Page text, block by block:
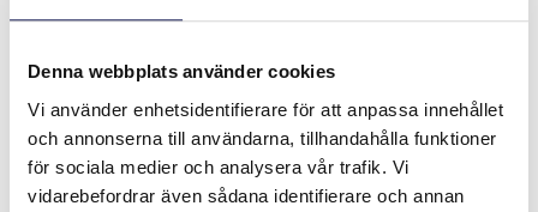
Denna webbplats använder cookies
Vi använder enhetsidentifierare för att anpassa innehållet
och annonserna till användarna, tillhandahålla funktioner
för sociala medier och analysera vår trafik. Vi
vidarebefordrar även sådana identifierare och annan
Tiimille tehdyt
lahjoitukset